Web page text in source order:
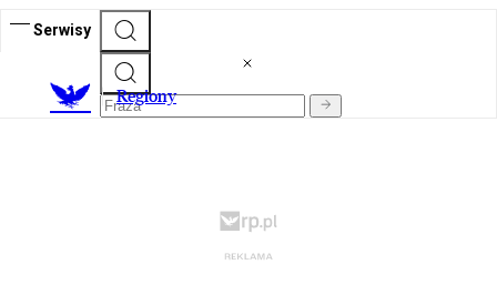
Serwisy
Regiony